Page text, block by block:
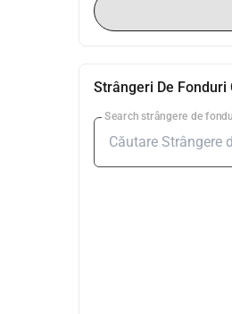
Strângeri De Fonduri
Search strângere de